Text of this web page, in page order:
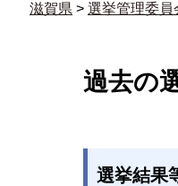
滋賀県 > 選挙管理委員
過去の
選挙結果